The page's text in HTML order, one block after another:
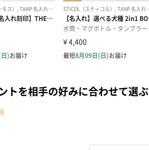
トを相手の好みに合わせて選ぶ